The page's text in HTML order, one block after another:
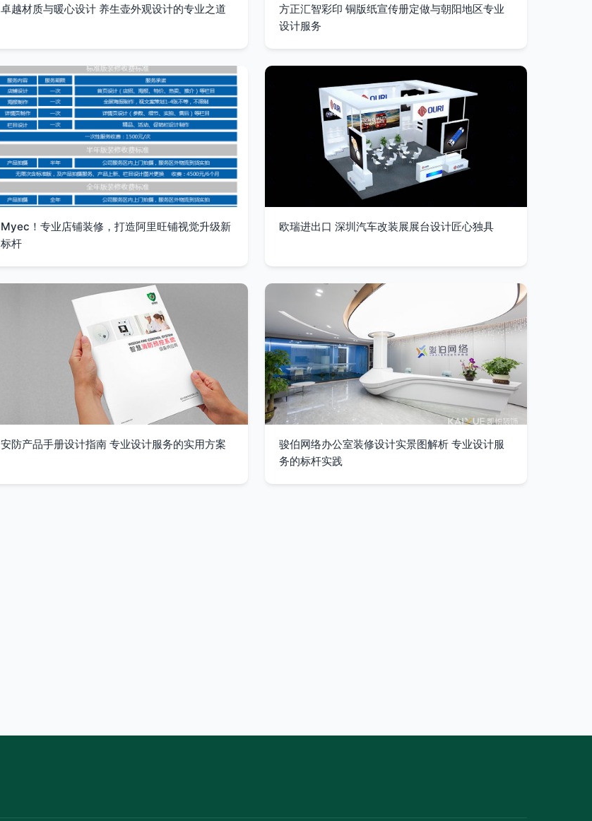
卓越材质与暖心设计 养生壶外观设计的专业之道
方正汇智彩印 铜版纸宣传册定做与朝阳地区专业
设计服务
Myec！专业店铺装修，打造阿里旺铺视觉升级新
标杆
欧瑞进出口 深圳汽车改装展展台设计匠心独具
安防产品手册设计指南 专业设计服务的实用方案
骏伯网络办公室装修设计实景图解析 专业设计服
务的标杆实践